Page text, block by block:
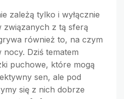
zależą tylko i wyłącznie
z tą sferą
również to, na czym
Dziś tematem
puchowe, które mogą
sen, ale pod
się z nich dobrze